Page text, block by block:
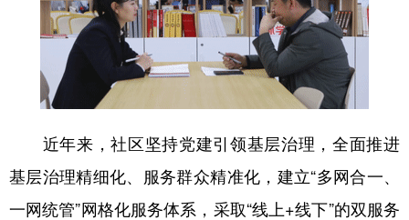
English Español Français عربى
Русский язык 日本語 한국어
Deutsch
近年来，社区坚持党建引领基层治理，全面推进
基层治理精细化、服务群众精准化，建立“多网合一、
一网统管”网格化服务体系，采取“线上+线下”的双服务